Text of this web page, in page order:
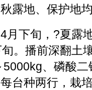
露地、保护地
月下旬，?夏露
。播前深翻土
、磷酸
台种两行，栽